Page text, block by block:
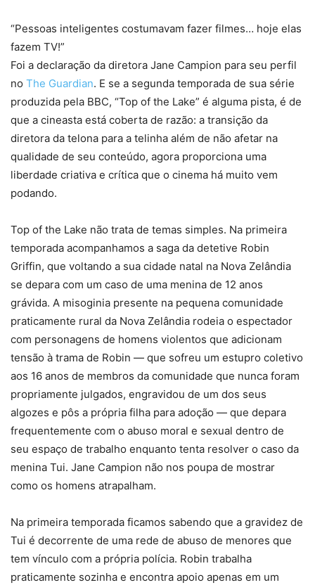
“Pessoas inteligentes costumavam fazer filmes… hoje elas
fazem TV!”
Foi a declaração da diretora Jane Campion para seu perfil
no The Guardian. E se a segunda temporada de sua série
produzida pela BBC, “Top of the Lake” é alguma pista, é de
que a cineasta está coberta de razão: a transição da
diretora da telona para a telinha além de não afetar na
qualidade de seu conteúdo, agora proporciona uma
liberdade criativa e crítica que o cinema há muito vem
podando.
Top of the Lake não trata de temas simples. Na primeira
temporada acompanhamos a saga da detetive Robin
Griffin, que voltando a sua cidade natal na Nova Zelândia
se depara com um caso de uma menina de 12 anos
grávida. A misoginia presente na pequena comunidade
praticamente rural da Nova Zelândia rodeia o espectador
com personagens de homens violentos que adicionam
tensão à trama de Robin — que sofreu um estupro coletivo
aos 16 anos de membros da comunidade que nunca foram
propriamente julgados, engravidou de um dos seus
algozes e pôs a própria filha para adoção — que depara
frequentemente com o abuso moral e sexual dentro de
seu espaço de trabalho enquanto tenta resolver o caso da
menina Tui. Jane Campion não nos poupa de mostrar
como os homens atrapalham.
Na primeira temporada ficamos sabendo que a gravidez de
Tui é decorrente de uma rede de abuso de menores que
tem vínculo com a própria polícia. Robin trabalha
praticamente sozinha e encontra apoio apenas em um